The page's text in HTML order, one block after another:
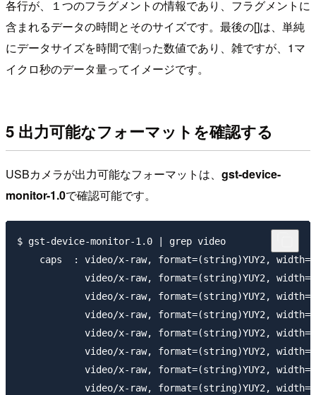
各行が、１つのフラグメントの情報であり、フラグメントに
含まれるデータの時間とそのサイズです。最後の[]は、単純
にデータサイズを時間で割った数値であり、雑ですが、1マ
イクロ秒のデータ量ってイメージです。
5 出力可能なフォーマットを確認する
USBカメラが出力可能なフォーマットは、 gst-device-
monitor-1.0で確認可能です。
$ gst-device-monitor-1.0 | grep video
caps  : video/x-raw, format=(string)YUY2,
video/x-raw, format=(string)YUY2,
video/x-raw, format=(string)YUY2,
video/x-raw, format=(string)YUY2,
video/x-raw, format=(string)YUY2,
video/x-raw, format=(string)YUY2,
video/x-raw, format=(string)YUY2,
video/x-raw, format=(string)YUY2,